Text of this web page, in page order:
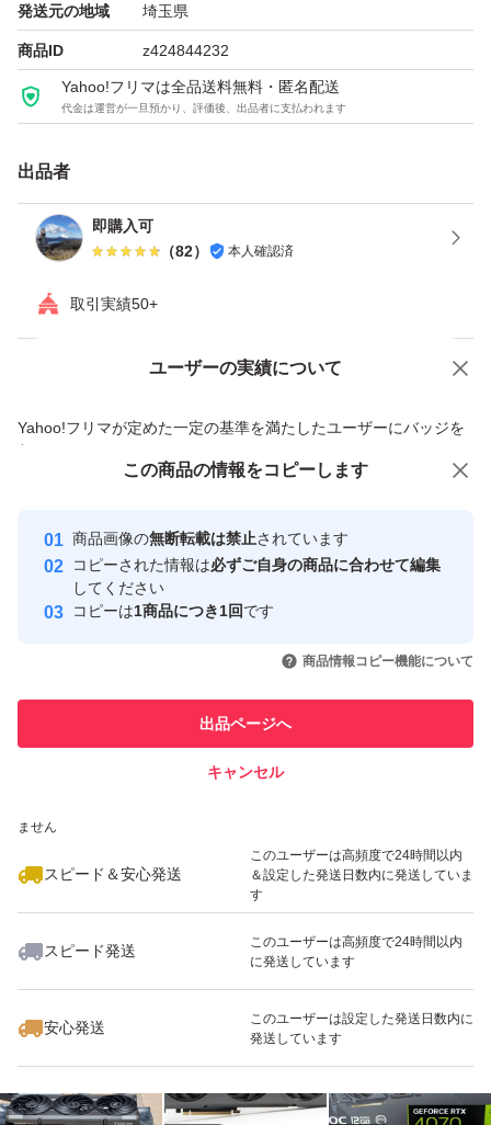
●最大解像度：7680 x 4320
●最大同時映像出力数：4画面
●補助電源コネクタ：1x 12v-2x6
●スロットサイズ：2スロット
ル、GPUサポートスタンド
発送元の地域 埼玉県
商品ID z424844232
Yahoo!フリマは全品送料無料・匿名配送
代金は運営が一旦預かり、評価後、出品者に支払われます
出品者
即購入可
（82） 本人確認済
取引実績50+
ユーザーの実績について
Yahoo!フリマが定めた一定の基準を満たしたユーザーにバッジを
付与しています
安心取引出品者
心・安全なユーザーです
取引実績
引を完了させた実績があります
での取引実績があります
ません
スピード＆安心発送
このユーザーは高頻度で24時間以内
＆設定した発送日数内に発送していま
す
スピード発送
このユーザーは高頻度で24時間以内
に発送しています
安心発送
このユーザーは設定した発送日数内に
発送しています
価格の相談 商品への質問
この商品の情報をコピーします
商品画像の無断転載は禁止されています
コピーされた情報は必ずご自身の商品に合わせて編集
してください
コピーは1商品につき1回です
商品情報コピー機能について
出品ページへ
キャンセル
この商品をみている人にオススメ
いいね！
40,000